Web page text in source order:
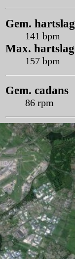
Gem. hartslag
141 bpm
Max. hartslag
157 bpm
Gem. cadans
86 rpm